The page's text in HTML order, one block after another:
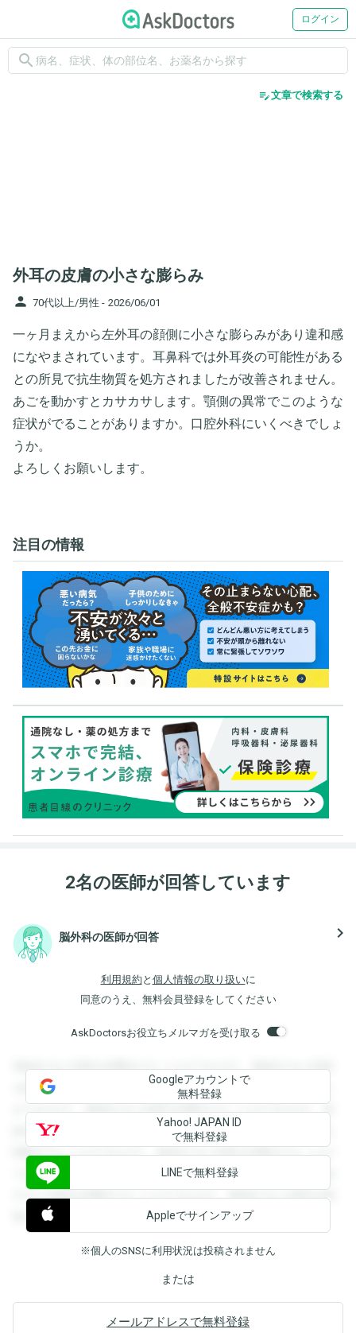
ログイン
search
edit_note文章で検索する
外耳の皮膚の小さな膨らみ
person 70代以上/男性 - 2026/06/01
一ヶ月まえから左外耳の顔側に小さな膨らみがあり違和感
になやまされています。耳鼻科では外耳炎の可能性がある
との所見で抗生物質を処方されましたが改善されません。
あごを動かすとカサカサします。顎側の異常でこのような
症状がでることがありますか。口腔外科にいくべきでしょ
うか。
よろしくお願いします。
注目の情報
2名の医師が回答しています
脳外科の医師が回答 navigate_next
利用規約 と 個人情報の取り扱いに
同意のうえ、無料会員登録をしてください
AskDoctorsお役立ちメルマガを受け取る
登録すると回答を閲覧することができます。登録すると回答
を閲覧することができます。登録すると回答を閲覧すること
ができます。登録すると回答を閲覧することができます。登
録すると回答を閲覧することができます。登録すると回答を
閲覧することができます。登録すると回答を閲覧することが
できます。登録すると回答を閲覧することができます。登録
すると回答を閲覧することができます。登録すると回答を閲
覧することができます。
Googleアカウントで
無料登録
Yahoo! JAPAN ID
で無料登録
LINEで無料登録
Appleでサインアップ
※個人のSNSに利用状況は投稿されません
または
メールアドレスで無料登録